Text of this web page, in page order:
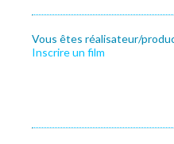
Vous êtes réalisateur/
Inscrire un film